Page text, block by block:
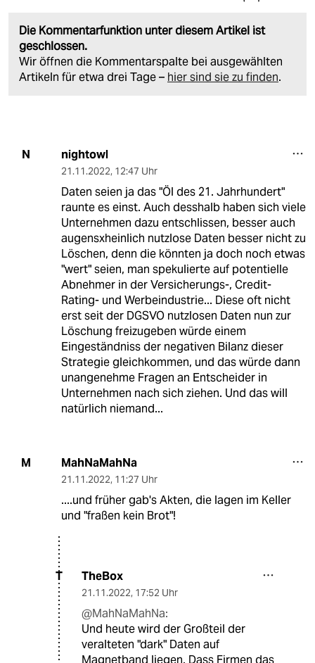
Die Kommentarfunktion unter diesem Artikel ist
geschlossen.
Wir öffnen die Kommentarspalte bei ausgewählten
Artikeln für etwa drei Tage – hier sind sie zu finden.
N nightowl
21.11.2022, 12:47 Uhr
Daten seien ja das "Öl des 21. Jahrhundert"
raunte es einst. Auch desshalb haben sich viele
Unternehmen dazu entschlissen, besser auch
augensxheinlich nutzlose Daten besser nicht zu
Löschen, denn die könnten ja doch noch etwas
"wert" seien, man spekulierte auf potentielle
Abnehmer in der Versicherungs-, Credit-
Rating- und Werbeindustrie... Diese oft nicht
erst seit der DGSVO nutzlosen Daten nun zur
Löschung freizugeben würde einem
Eingeständniss der negativen Bilanz dieser
Strategie gleichkommen, und das würde dann
unangenehme Fragen an Entscheider in
Unternehmen nach sich ziehen. Und das will
natürlich niemand...
M MahNaMahNa
21.11.2022, 11:27 Uhr
....und früher gab's Akten, die lagen im Keller
und "fraßen kein Brot"!
T TheBox
21.11.2022, 17:52 Uhr
@MahNaMahNa:
Und heute wird der Großteil der
veralteten "dark" Daten auf
Magnetband liegen. Dass Firmen das